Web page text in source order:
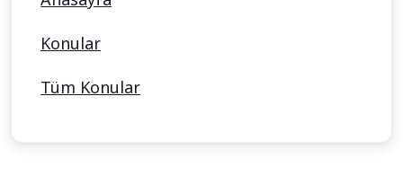
Konular
Tüm Konular